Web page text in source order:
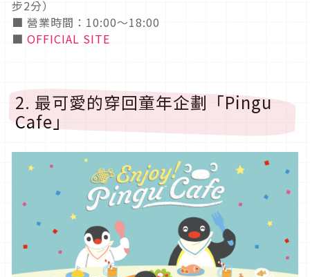
步2分）
■ 營業時間：10:00～18:00
■ OFFICIAL SITE
2. 最可愛的穿回童年企劃「Pingu
Cafe」